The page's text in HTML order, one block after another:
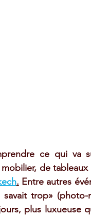
ce qui va
de
. Entre autres
savait trop» (photo-
plus luxueuse